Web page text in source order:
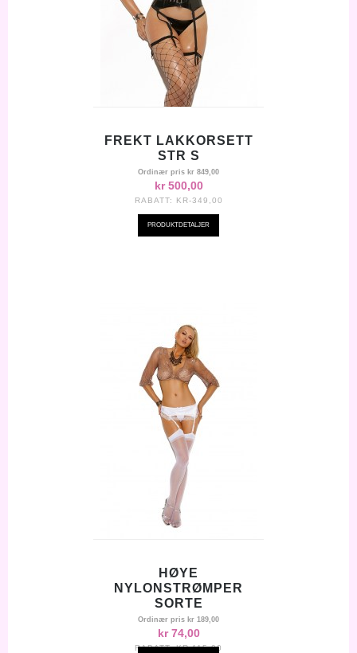
FREKT LAKKORSETT
STR S
Ordinær pris kr 849,00
kr 500,00
RABATT: KR-349,00
PRODUKTDETALJER
HØYE
NYLONSTRØMPER
SORTE
Ordinær pris kr 189,00
kr 74,00
RABATT:KR-115,00